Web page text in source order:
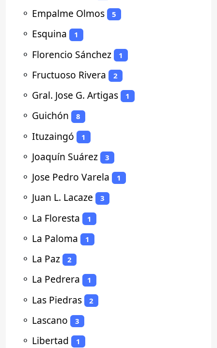
⚬ Empalme Olmos 5
⚬ Esquina 1
⚬ Florencio Sánchez 1
⚬ Fructuoso Rivera 2
⚬ Gral. Jose G. Artigas 1
⚬ Guichón 8
⚬ Ituzaingó 1
⚬ Joaquín Suárez 3
⚬ Jose Pedro Varela 1
⚬ Juan L. Lacaze 3
⚬ La Floresta 1
⚬ La Paloma 1
⚬ La Paz 2
⚬ La Pedrera 1
⚬ Las Piedras 2
⚬ Lascano 3
⚬ Libertad 1